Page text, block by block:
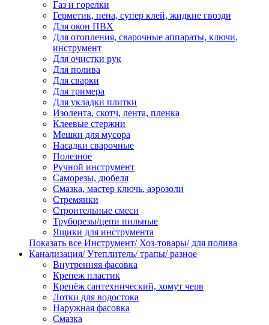
Газ и горелки
Герметик, пена, супер клей, жидкие гвозди
Для окон ПВХ
Для отопления, сварочные аппараты, ключи,
инструмент
Для очистки рук
Для полива
Для сварки
Для тримера
Для укладки плитки
Изолента, скотч, лента, пленка
Клеевые стержни
Мешки для мусора
Насадки сварочные
Полезное
Ручной инструмент
Саморезы, дюбеля
Смазка, мастер ключь, аэрозоли
Стремянки
Строительные смеси
Труборезы/цепи пильные
Ящики для инструмента
Показать все Инструмент/ Хоз-товары/ для полива
Канализация/ Утеплитель/ трапы/ разное
Внутренняя фасовка
Крепеж пластик
Крепёж сантехнический, хомут черв
Лотки для водостока
Наружная фасовка
Смазка